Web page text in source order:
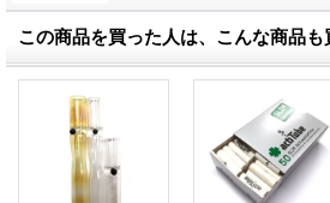
この商品を買った人は、こんな商品も